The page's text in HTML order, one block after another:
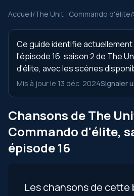
Accueil/The Unit : Commando d'élite/
Ce guide identifie
l’épisode 16, saison 2 de The
d'élite, avec les scènes
Mis à jour le 13 déc. 2024Signaler
Chansons de The
Commando d'élite,
épisode 16
Les chansons de cette